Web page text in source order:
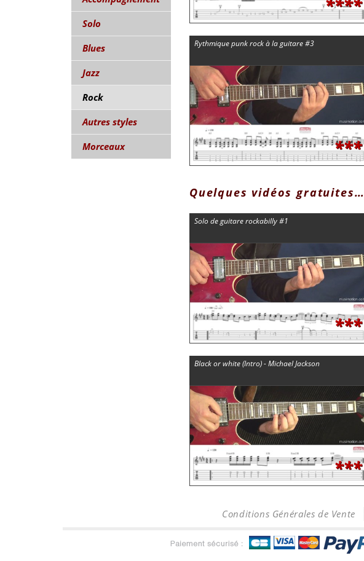
Solo
Blues
Jazz
Rock
Autres styles
Morceaux
Rythmique punk rock à la guitare #3
***
Quelques vidéos gratuites…
Solo de guitare rockabilly #1
***
Black or white (Intro) - Michael Jackson
***
Conditions Générales de Vente